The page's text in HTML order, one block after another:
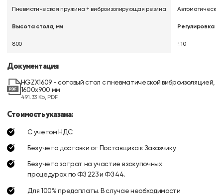
Пневматическая пружина + виброизолирующая резина
Высота стола, мм
800
Автоматический
Регулировка
±10
Документация
HGZX1609 - сотовый стол с пневматической виброизоляцией,
1600х900 мм
491.33 Kb, PDF
Стоимость указана:
С учетом НДС.
Без учета доставки от Поставщика к Заказчику.
Без учета затрат на участие в закупочных
процедурах по ФЗ 223 и ФЗ 44.
Для 100% предоплаты. В случае необходимости